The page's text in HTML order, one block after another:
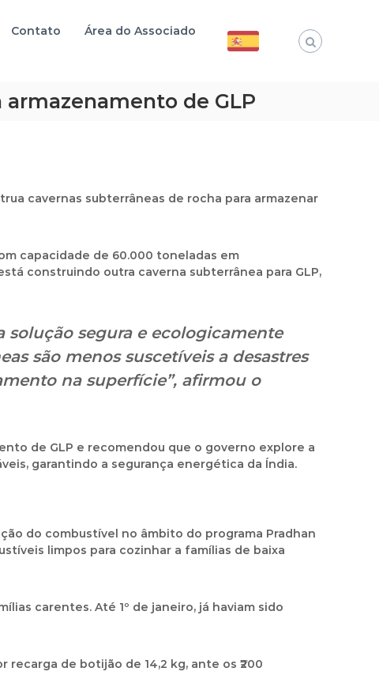
Contato Área do Associado
de GLP
cavernas subterrâneas de rocha para armazenar
capacidade de 60.000 toneladas em
construindo outra caverna subterrânea para GLP,
solução segura e ecologicamente
são menos suscetíveis a desastres
na superfície”, afirmou o
de GLP e recomendou que o governo explore a
garantindo a segurança energética da Índia.
do combustível no âmbito do programa Pradhan
limpos para cozinhar a famílias de baixa
carentes. Até 1º de janeiro, já haviam sido
recarga de botijão de 14,2 kg, ante os ₹200